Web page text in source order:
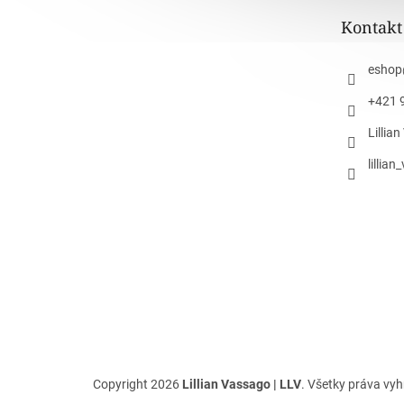
Kontakt
eshop
+421
Lillian
Copyright 2026 Lillian Vassago | LLV. Všetky práva